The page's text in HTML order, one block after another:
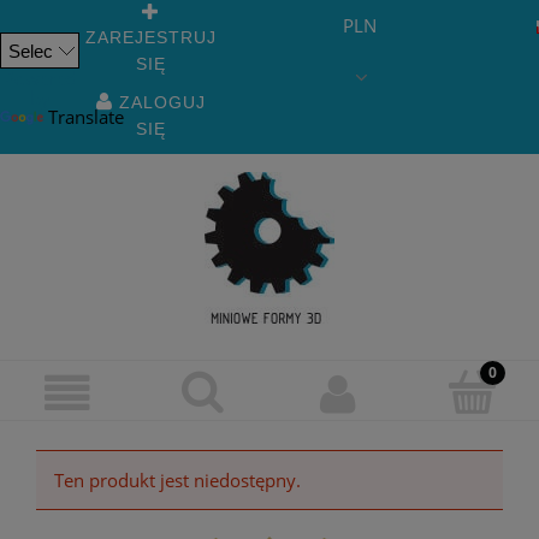
Translate
ZAREJESTRUJ
SIĘ
ZALOGUJ
SIĘ
PLN
Ten produkt jest niedostępny.